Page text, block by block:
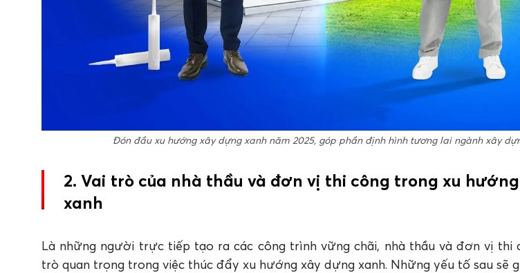
Đón đầu xu hướng xây dựng xanh năm 2025, góp phần định hình tương lai ngành xây
2. Vai trò của nhà thầu và đơn vị thi công trong xu
xanh
Là những người trực tiếp tạo ra các công trình vững chãi, nhà thầu và đơn vị thi
trò quan trọng trong việc thúc đẩy xu hướng xây dựng xanh. Những yếu tố sau sẽ